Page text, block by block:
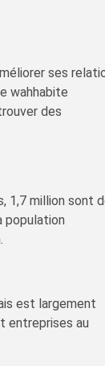
ses
wahhabite
des
1,7 million sont
population
est largement
entreprises au